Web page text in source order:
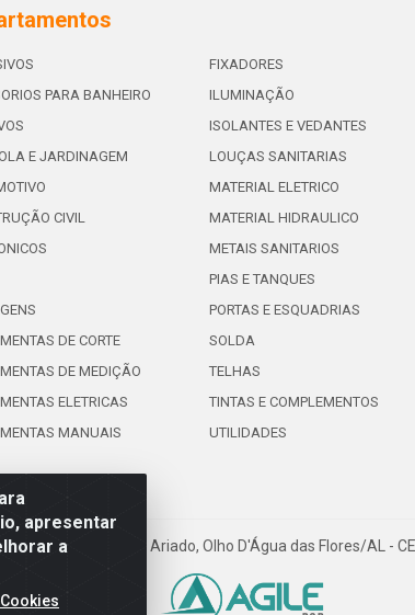
apresentar
a
PARA BANHEIRO
E JARDINAGEM
CIVIL
DE CORTE
DE MEDIÇÃO
ELETRICAS
MANUAIS
FIXADORES
ILUMINAÇÃO
ISOLANTES E VEDANTES
LOUÇAS SANITARIAS
MATERIAL ELETRICO
MATERIAL HIDRAULICO
METAIS SANITARIOS
PIAS E TANQUES
PORTAS E ESQUADRIAS
SOLDA
TELHAS
TINTAS E COMPLEMENTOS
UTILIDADES
Souza Leite, 265 - Ariado, Olho D'Água das Flores/AL -